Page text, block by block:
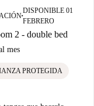
■
DISPONIBLE 01
FEBRERO
2 - double bed
mes
PROTEGIDA